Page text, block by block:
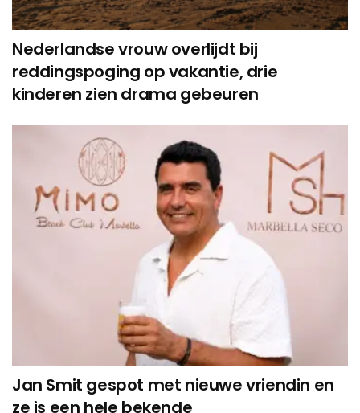
Nederlandse vrouw overlijdt bij
reddingspoging op vakantie, drie
kinderen zien drama gebeuren
Jan Smit gespot met nieuwe vriendin en
ze is een hele bekende